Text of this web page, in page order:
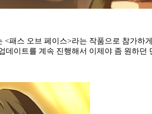
<패스 오브 페이스>라는 작품으로 참가하
이트를 계속 진행해서 이제야 좀 원하